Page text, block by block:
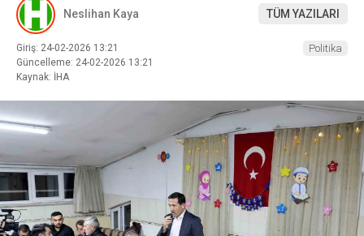
Neslihan Kaya TÜM YAZILARI
Giriş: 24-02-2026 13:21
Güncelleme: 24-02-2026 13:21
Kaynak: İHA
Politika